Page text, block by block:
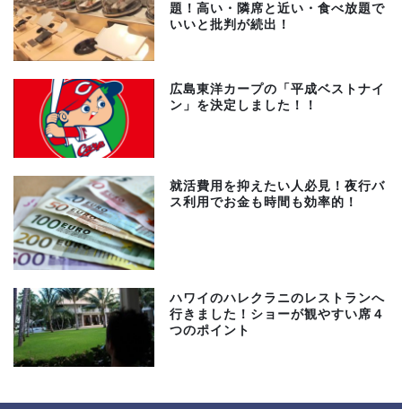
題！高い・隣席と近い・食べ放題で
いいと批判が続出！
広島東洋カープの「平成ベストナイ
ン」を決定しました！！
就活費用を抑えたい人必見！夜行バ
ス利用でお金も時間も効率的！
ハワイのハレクラニのレストランへ
行きました！ショーが観やすい席４
つのポイント